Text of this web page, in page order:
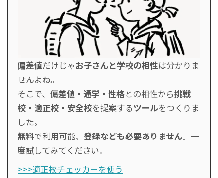
偏差値だけじゃお子さんと学校の相性は分かりま
せんよね。
そこで、 偏差値・通学・性格との相性から挑戦
校・適正校・安全校を提案するツールをつくりま
した。
無料で利用可能、 登録なども必要ありません。一
度試してみてください。
>>>適正校チェッカーを使う